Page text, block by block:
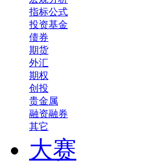
指标公式
投资基金
债券
期货
外汇
期权
创投
贵金属
融资融券
其它
大赛